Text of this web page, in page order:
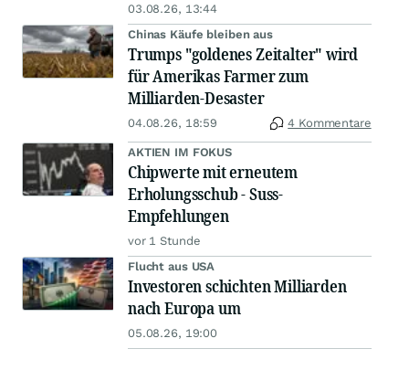
03.08.26, 13:44
Chinas Käufe bleiben aus
Trumps "goldenes Zeitalter" wird
für Amerikas Farmer zum
Milliarden-Desaster
04.08.26, 18:59 4 Kommentare
AKTIEN IM FOKUS
Chipwerte mit erneutem
Erholungsschub - Suss-
Empfehlungen
vor 1 Stunde
Flucht aus USA
Investoren schichten Milliarden
nach Europa um
05.08.26, 19:00